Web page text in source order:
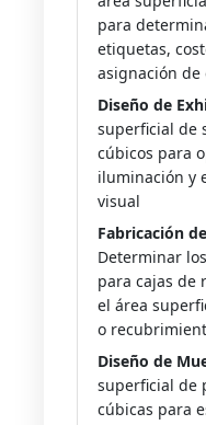
para
etiquetas,
asignación de
Diseño de
superficial de
cúbicos para
iluminación y
visual
Fabricación
Determinar
para cajas de
el área
o
Diseño de
superficial de
cúbicas para